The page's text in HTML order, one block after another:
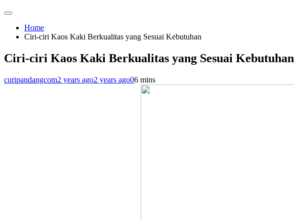
Home
Ciri-ciri Kaos Kaki Berkualitas yang Sesuai Kebutuhan
Ciri-ciri Kaos Kaki Berkualitas yang Sesuai Kebutuhan
curipandangcom2 years ago2 years ago06 mins